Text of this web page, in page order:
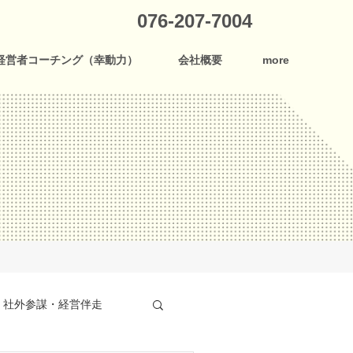
076-207-7004
営者コーチング（幸動力） 会社概要 more
社外参謀・経営伴走